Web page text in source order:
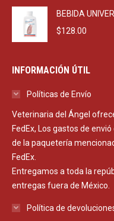
BEBIDA
$128.00
INFORMACIÓN ÚTIL
Políticas de Envío
Veterinaria del Ángel
FedEx, Los gastos de
de la paquetería
FedEx.
Entregamos a toda la
entregas fuera de México.
Política de